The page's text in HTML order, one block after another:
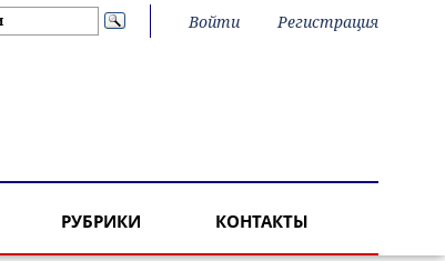
Войти Регистрация
РУБРИКИ КОНТАКТЫ